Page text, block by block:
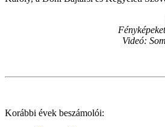
Videó:
Korábbi évek beszámolói: